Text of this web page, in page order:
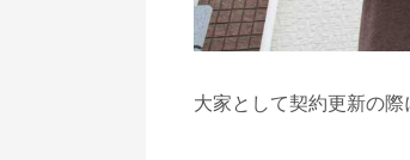
大家として契約更新の際